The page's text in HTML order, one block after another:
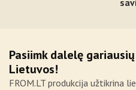
Pasiimk dalelę
Lietuvos!
FROM.LT produkcija užtikrina